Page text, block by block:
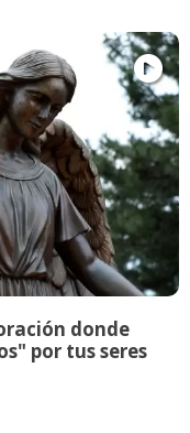
donde
por tus seres